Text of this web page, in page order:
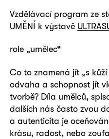
Vzdělávací program ze
UMĚNÍ k výstavě
role „umělec“
Co to znamená jít „s
odvaha a schopnost jít
tvorbě? Díla umělců,
dalších nás často zvou
a autenticita je
krásu, radost, nebo